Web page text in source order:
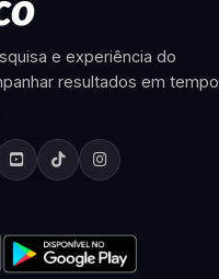
e experiência do
resultados em tempo